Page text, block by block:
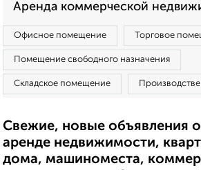
Аренда коммерческой
Офисное помещение Торговое
Помещение свободного назначения
Складское помещение
Свежие, новые объявления
аренде недвижимости,
дома, машиноместа,